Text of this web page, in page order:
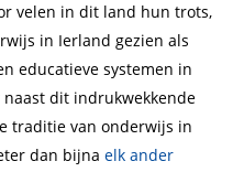
velen in dit land hun trots,
in Ierland gezien als
educatieve systemen in
dit indrukwekkende
traditie van onderwijs in
dan bijna elk ander